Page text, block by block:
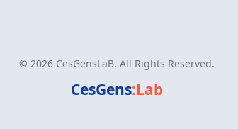
© 2026 CesGensLaB. All Rights Reserved.
CesGens:Lab